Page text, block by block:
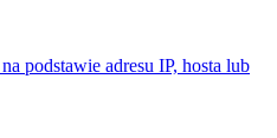
podstawie adresu IP, hosta lub